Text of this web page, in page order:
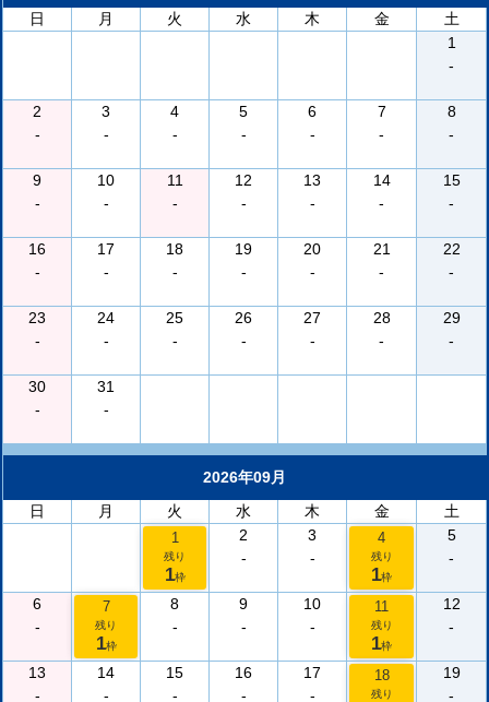
日
月 火 水 木 金
土
1
-
2
-
3
-
4
-
5
-
6
-
7
-
8
-
9
-
10
-
11
-
12
-
13
-
14
-
15
-
16
-
17
-
18
-
19
-
20
-
21
-
22
-
23
-
24
-
25
-
26
-
27
-
28
-
29
-
30
-
31
-
2026年09月
日
月 火 水 木 金 土
1
残り
1枠
2
-
3
-
4
残り
1枠
5
-
6
-
7
残り
1枠
8
-
9
-
10
-
11
残り
1枠
12
-
13
-
14
-
15
-
16
-
17
-
18
残り
19
-